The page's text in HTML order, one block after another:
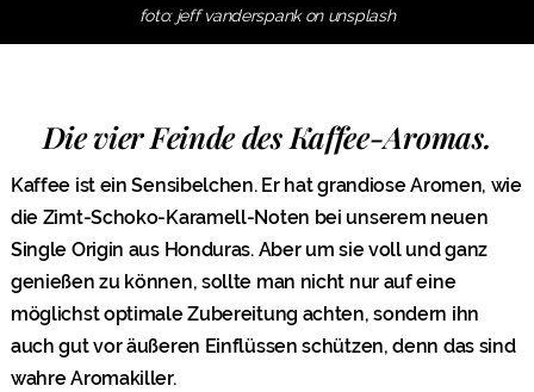
foto: jeff vanderspank on unsplash
Die vier Feinde des Kaffee-Aromas.
Kaffee ist ein Sensibelchen. Er hat grandiose Aromen, wie
die Zimt-Schoko-Karamell-Noten bei unserem neuen
Single Origin aus Honduras. Aber um sie voll und ganz
genießen zu können, sollte man nicht nur auf eine
möglichst optimale Zubereitung achten, sondern ihn
auch gut vor äußeren Einflüssen schützen, denn das sind
wahre Aromakiller.